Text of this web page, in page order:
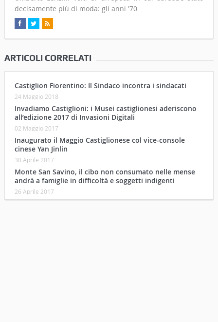
decisamente più di moda: gli anni '70
ARTICOLI CORRELATI
Castiglion Fiorentino: Il Sindaco incontra i sindacati
24 Maggio 2018
Invadiamo Castiglioni: i Musei castiglionesi aderiscono
all’edizione 2017 di Invasioni Digitali
02 Maggio 2017
Inaugurato il Maggio Castiglionese col vice-console
cinese Yan Jinlin
30 Aprile 2017
Monte San Savino, il cibo non consumato nelle mense
andrà a famiglie in difficoltà e soggetti indigenti
26 Aprile 2017